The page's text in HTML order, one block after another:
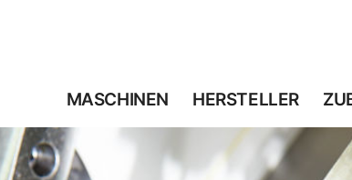
MASCHINEN HERSTELLER